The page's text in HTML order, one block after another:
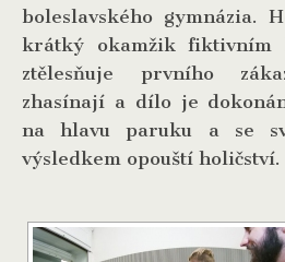
boleslavského gymnázia.
krátký okamžik fiktivním
ztělesňuje prvního
zhasínají a dílo je
na hlavu paruku a se
výsledkem opouští holičství.